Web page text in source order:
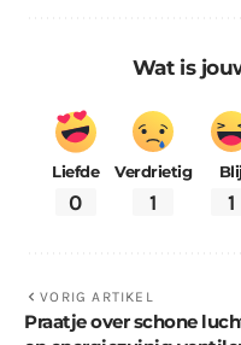
Wat is
Liefde
0
Verdrietig
1 1
VORIG ARTIKEL
Praatje over schone